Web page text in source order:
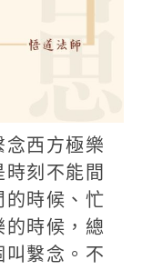
念西方極樂
刻不能間
的時候、忙
時候，總
叫繫念。不